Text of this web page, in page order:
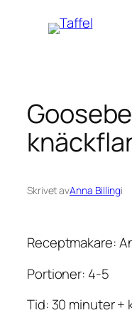
Skrivet avAnna Billingi
Receptmakare:
Portioner: 4-5
Tid: 30 minuter +